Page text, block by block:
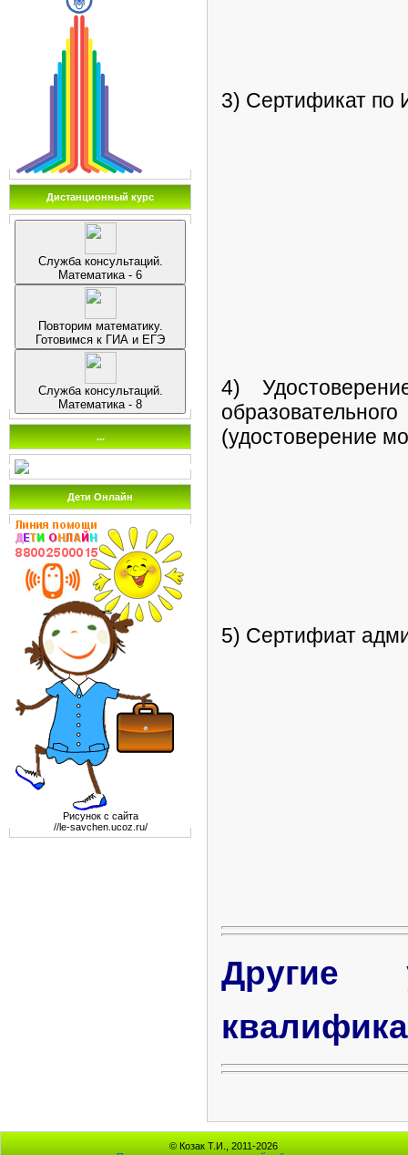
Дистанционный курс
Служба консультаций.
Математика - 6
Повторим математику.
Готовимся к ГИА и ЕГЭ
Служба консультаций.
Математика - 8
...
Дети Онлайн
Рисунок с сайта
//le-savchen.ucoz.ru/
3) Сертификат по
4)
(удостоверение
5) Сертифиат
Другие
© Козак Т.И., 2011-2026